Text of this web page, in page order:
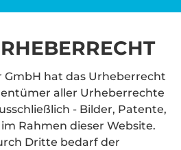
GmbH hat das Urheberrecht
aller Urheberrechte
- Bilder, Patente,
Rahmen dieser Website.
Dritte bedarf der